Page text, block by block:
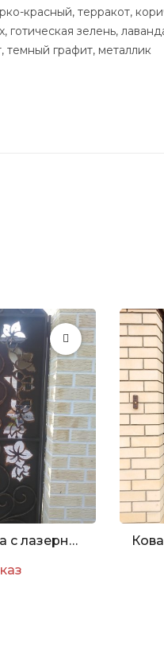
красный, терракот,
зелень,
темный графит, металлик
Кованая калитка с лазерной резкой